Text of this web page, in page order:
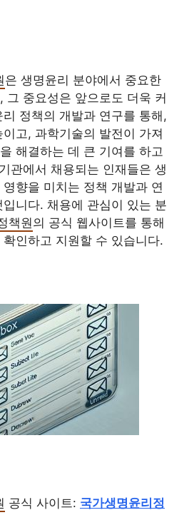
은 생명윤리 분야에서 중요한
그 중요성은 앞으로도 더욱 커
정책의 개발과 연구를 통해,
고, 과학기술의 발전이 가져
해결하는 데 큰 기여를 하고
관에서 채용되는 인재들은 생
향을 미치는 정책 개발과 연
니다. 채용에 관심이 있는 분
책원의 공식 웹사이트를 통해
인하고 지원할 수 있습니다.
공식 사이트: 국가생명윤리정